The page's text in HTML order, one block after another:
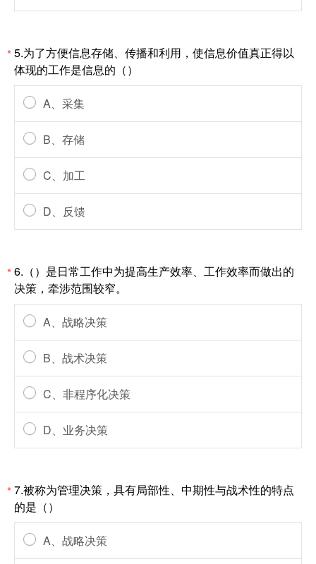
*5.为了方便信息存储、传播和利用，使信息价值真正得以
体现的工作是信息的（）
A、采集
B、存储
C、加工
D、反馈
*6.（）是日常工作中为提高生产效率、工作效率而做出的
决策，牵涉范围较窄。
A、战略决策
B、战术决策
C、非程序化决策
D、业务决策
*7.被称为管理决策，具有局部性、中期性与战术性的特点
的是（）
A、战略决策